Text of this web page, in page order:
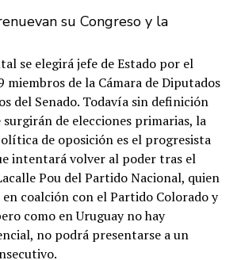
su Congreso y la
se elegirá jefe de Estado por el
de la Cámara de Diputados
del Senado. Todavía sin definición
surgirán de elecciones primarias, la
de oposición es el progresista
intentará volver al poder tras el
Pou del Partido Nacional, quien
coalción con el Partido Colorado y
como en Uruguay no hay
no podrá presentarse a un